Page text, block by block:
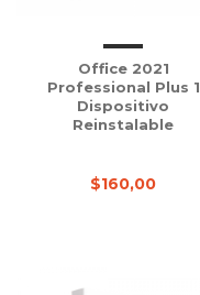
Office 2021
Professional Plus 1
Dispositivo
Reinstalable
$160,00